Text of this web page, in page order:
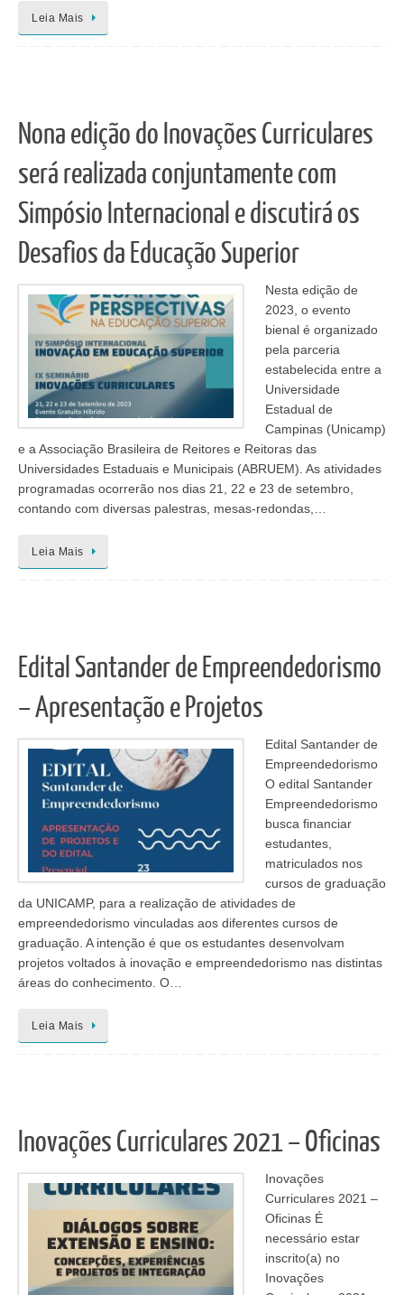
Leia Mais
Nona edição do Inovações Curriculares
será realizada conjuntamente com
Simpósio Internacional e discutirá os
Desafios da Educação Superior
Nesta edição de
2023, o evento
bienal é organizado
pela parceria
estabelecida entre a
Universidade
Estadual de
Campinas (Unicamp)
e a Associação Brasileira de Reitores e Reitoras das
Universidades Estaduais e Municipais (ABRUEM). As atividades
programadas ocorrerão nos dias 21, 22 e 23 de setembro,
contando com diversas palestras, mesas-redondas,…
Leia Mais
Edital Santander de Empreendedorismo
– Apresentação e Projetos
Edital Santander de
Empreendedorismo
O edital Santander
Empreendedorismo
busca financiar
estudantes,
matriculados nos
cursos de graduação
da UNICAMP, para a realização de atividades de
empreendedorismo vinculadas aos diferentes cursos de
graduação. A intenção é que os estudantes desenvolvam
projetos voltados à inovação e empreendedorismo nas distintas
áreas do conhecimento. O…
Leia Mais
Inovações Curriculares 2021 – Oficinas
Inovações
Curriculares 2021 –
Oficinas É
necessário estar
inscrito(a) no
Inovações